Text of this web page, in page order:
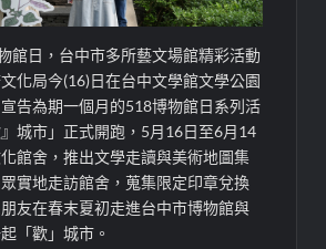
館日，台中市多所藝文場館精彩活動
化局今(16)日在台中文學館文學公園
告為期一個月的518博物館日系列活
城市」正式開跑，5月16日至6月14
館舍，推出文學走讀與美術地圖集
實地走訪館舍，蒐集限定印章兌換
友在春末夏初走進台中市博物館與
「歡」城市。